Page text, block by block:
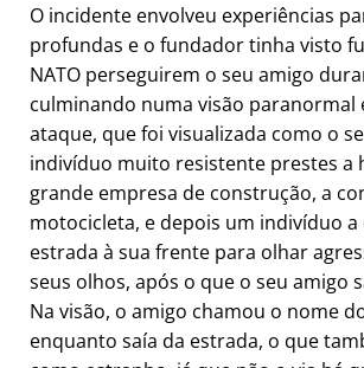
O incidente envolveu experiências
profundas e o fundador tinha visto
NATO perseguirem o seu amigo
culminando numa visão paranormal
ataque, que foi visualizada como o
indivíduo muito resistente prestes a
grande empresa de construção, a
motocicleta, e depois um indivíduo
estrada à sua frente para olhar
seus olhos, após o que o seu amigo
Na visão, o amigo chamou o nome
enquanto saía da estrada, o que